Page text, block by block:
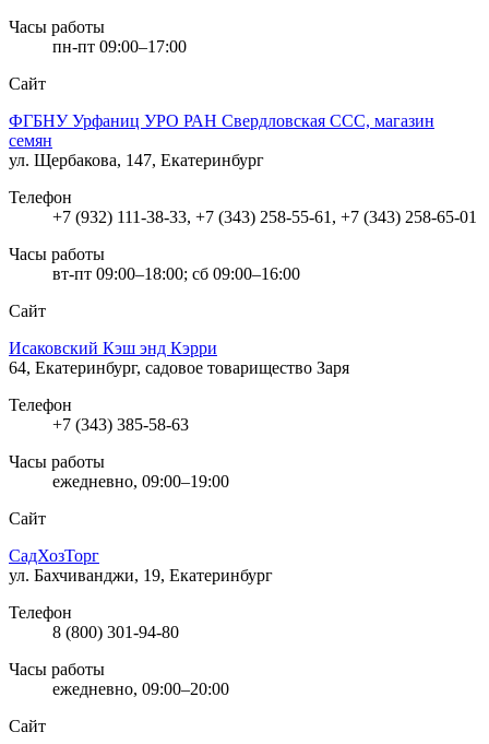
Часы работы
пн-пт 09:00–17:00
Сайт
ФГБНУ Урфаниц УРО РАН Свердловская ССС, магазин
семян
ул. Щербакова, 147, Екатеринбург
Телефон
+7 (932) 111-38-33, +7 (343) 258-55-61, +7 (343) 258-65-01
Часы работы
вт-пт 09:00–18:00; сб 09:00–16:00
Сайт
Исаковский Кэш энд Кэрри
64, Екатеринбург, садовое товарищество Заря
Телефон
+7 (343) 385-58-63
Часы работы
ежедневно, 09:00–19:00
Сайт
СадХозТорг
ул. Бахчиванджи, 19, Екатеринбург
Телефон
8 (800) 301-94-80
Часы работы
ежедневно, 09:00–20:00
Сайт